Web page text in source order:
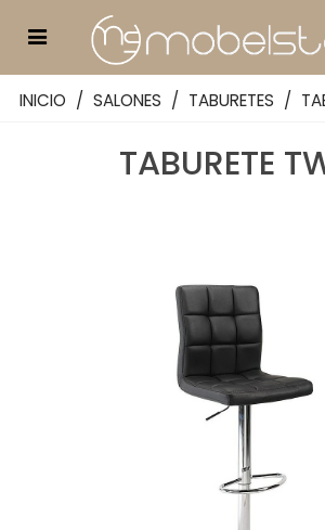
INICIO / SALONES / TABURETES /
TABURETE